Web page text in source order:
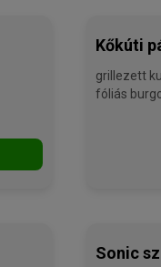
Kőkúti
grillezett
fóliás
Sonic